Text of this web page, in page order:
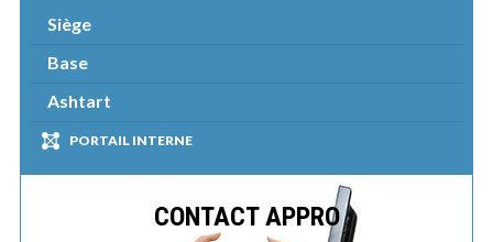
Siège
Base
Ashtart
PORTAIL INTERNE
CONTACT APPRO